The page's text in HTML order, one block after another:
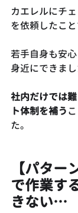
カエレルにチ
を依頼したこと
若手自身も安
身近にできまし
社内だけでは
ト体制を補う
た。
【パタ
で作業す
きない…